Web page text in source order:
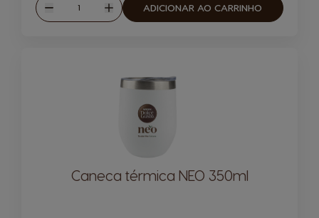
Reduzir
Quantidade
Aumentar
ADICIONAR AO CARRINHO
Caneca térmica NEO 350ml